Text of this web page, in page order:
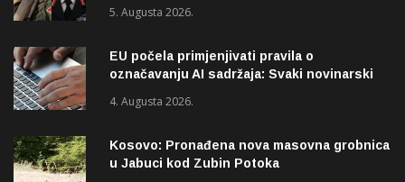
5. Augusta 2026.
EU počela primjenjivati pravila o
označavanju AI sadržaja: Svaki novinarski
4. Augusta 2026.
Kosovo: Pronađena nova masovna grobnica
u Jabuci kod Zubin Potoka